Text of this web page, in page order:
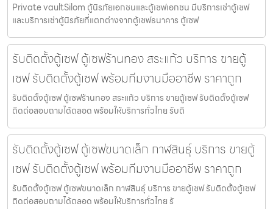
Private vaultSilom ตู้นิรภัยเอกชนและตู้เซฟเอกชน มีบริการเช่าตู้เซฟ
และบริการเช่าตู้นิรภัยที่แตกต่างจากตู้เซฟธนาคาร ตู้เซฟ
รับติดตั้งตู้เซฟ ตู้เซฟร้านทอง สระแก้ว บริการ ขายตู้
เซฟ รับติดตั้งตู้เซฟ พร้อมทีมงานมืออาชีพ ราคาถูก
รับติดตั้งตู้เซฟ ตู้เซฟร้านทอง สระแก้ว บริการ ขายตู้เซฟ รับติดตั้งตู้เซฟ
ติดต่อสอบถามได้ตลอด พร้อมให้บริการทั่วไทย รับติ
รับติดตั้งตู้เซฟ ตู้เซฟขนาดเล็ก กาฬสินธุ์ บริการ ขายตู้
เซฟ รับติดตั้งตู้เซฟ พร้อมทีมงานมืออาชีพ ราคาถูก
รับติดตั้งตู้เซฟ ตู้เซฟขนาดเล็ก กาฬสินธุ์ บริการ ขายตู้เซฟ รับติดตั้งตู้เซฟ
ติดต่อสอบถามได้ตลอด พร้อมให้บริการทั่วไทย รั